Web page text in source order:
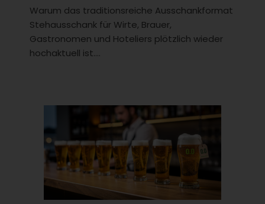
Warum das traditionsreiche Ausschankformat
Stehausschank für Wirte, Brauer,
Gastronomen und Hoteliers plötzlich wieder
hochaktuell ist....